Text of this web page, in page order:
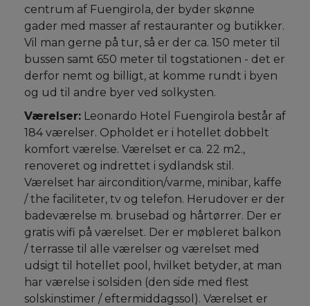
centrum af Fuengirola, der byder skønne
gader med masser af restauranter og butikker.
Vil man gerne på tur, så er der ca. 150 meter til
bussen samt 650 meter til togstationen - det er
derfor nemt og billigt, at komme rundt i byen
og ud til andre byer ved solkysten.
Værelser: Leonardo Hotel Fuengirola består af
184 værelser. Opholdet er i hotellet dobbelt
komfort værelse. Værelset er ca. 22 m2.,
renoveret og indrettet i sydlandsk stil.
Værelset har aircondition/varme, minibar, kaffe
/ the faciliteter, tv og telefon. Herudover er der
badeværelse m. brusebad og hårtørrer. Der er
gratis wifi på værelset. Der er møbleret balkon
/ terrasse til alle værelser og værelset med
udsigt til hotellet pool, hvilket betyder, at man
har værelse i solsiden (den side med flest
solskinstimer / eftermiddagssol). Værelset er